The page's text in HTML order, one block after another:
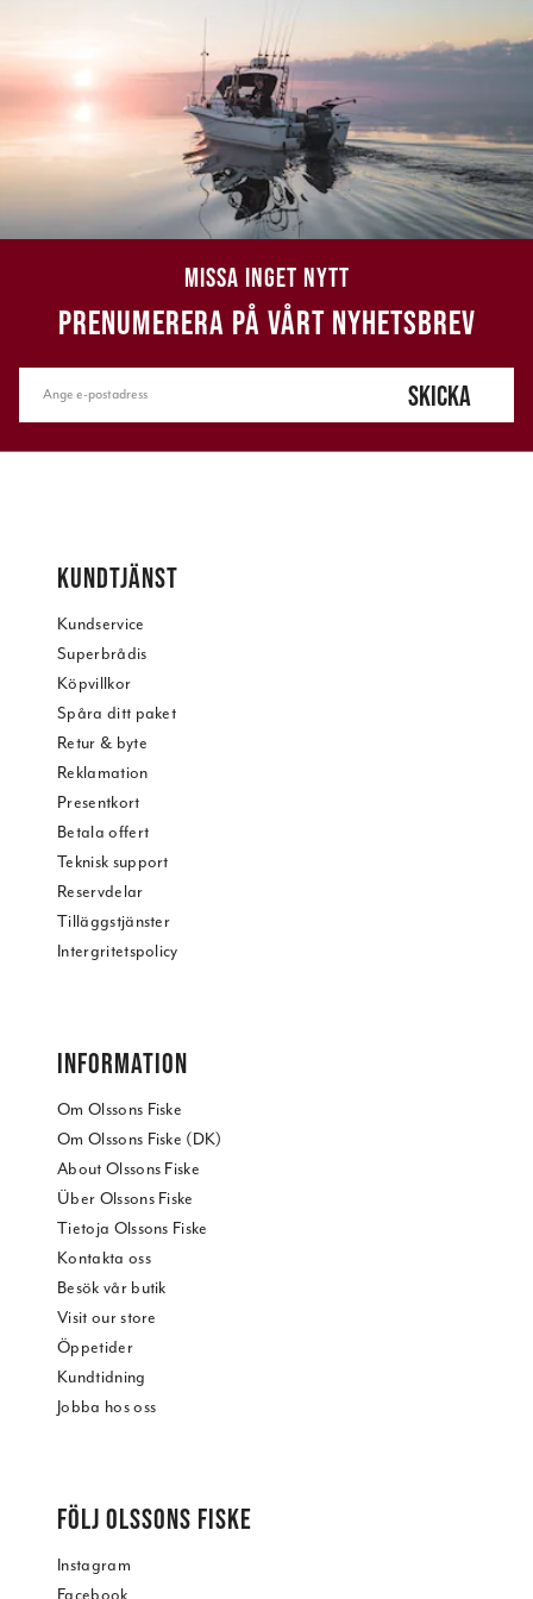
MISSA INGET NYTT
PRENUMERERA PÅ VÅRT NYHETSBREV
SKICKA
KUNDTJÄNST
Kundservice
Superbrådis
Köpvillkor
Spåra ditt paket
Retur & byte
Reklamation
Presentkort
Betala offert
Teknisk support
Reservdelar
Tilläggstjänster
Intergritetspolicy
INFORMATION
Om Olssons Fiske
Om Olssons Fiske (DK)
About Olssons Fiske
Über Olssons Fiske
Tietoja Olssons Fiske
Kontakta oss
Besök vår butik
Visit our store
Öppetider
Kundtidning
Jobba hos oss
FÖLJ OLSSONS FISKE
Instagram